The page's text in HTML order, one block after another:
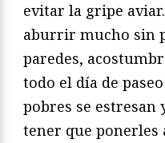
evitar la gripe
aburrir mucho sin
paredes,
todo el día de
pobres se estresan
tener que